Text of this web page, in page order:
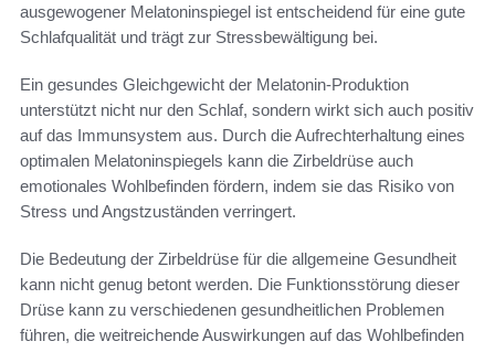
ausgewogener Melatoninspiegel ist entscheidend für eine gute
Schlafqualität und trägt zur Stressbewältigung bei.
Ein gesundes Gleichgewicht der Melatonin-Produktion
unterstützt nicht nur den Schlaf, sondern wirkt sich auch positiv
auf das Immunsystem aus. Durch die Aufrechterhaltung eines
optimalen Melatoninspiegels kann die Zirbeldrüse auch
emotionales Wohlbefinden fördern, indem sie das Risiko von
Stress und Angstzuständen verringert.
Die Bedeutung der Zirbeldrüse für die allgemeine Gesundheit
kann nicht genug betont werden. Die Funktionsstörung dieser
Drüse kann zu verschiedenen gesundheitlichen Problemen
führen, die weitreichende Auswirkungen auf das Wohlbefinden